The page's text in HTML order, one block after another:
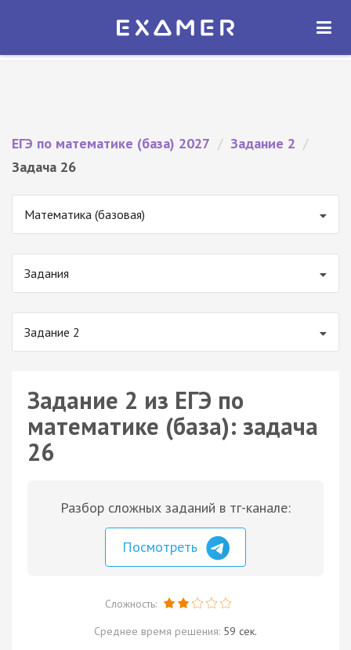
Экзамер — ЕГЭ 2027
ОТКРЫТЬ
ЕГЭ по математике (база) 2027 / Задание 2 /
Задача 26
Математика (базовая)
Задания
Задание 2
Задание 2 из ЕГЭ по
математике (база): задача
26
Разбор сложных заданий в тг-канале:
Посмотреть
Сложность:
Среднее время решения: 59 сек.